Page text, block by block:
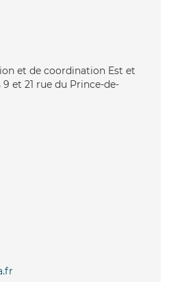
et de coordination Est et
et 21 rue du Prince-de-